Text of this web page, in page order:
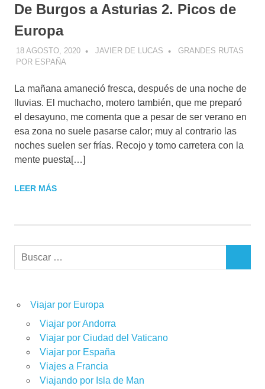
De Burgos a Asturias 2. Picos de
Europa
18 AGOSTO, 2020 JAVIER DE LUCAS
GRANDES RUTAS
POR ESPAÑA
La mañana amaneció fresca, después de una noche de
lluvias. El muchacho, motero también, que me preparó
el desayuno, me comenta que a pesar de ser verano en
esa zona no suele pasarse calor; muy al contrario las
noches suelen ser frías. Recojo y tomo carretera con la
mente puesta[…]
LEER MÁS
Buscar:
Viajar por Europa
Viajar por Andorra
Viajar por Ciudad del Vaticano
Viajar por España
Viajes a Francia
Viajando por Isla de Man